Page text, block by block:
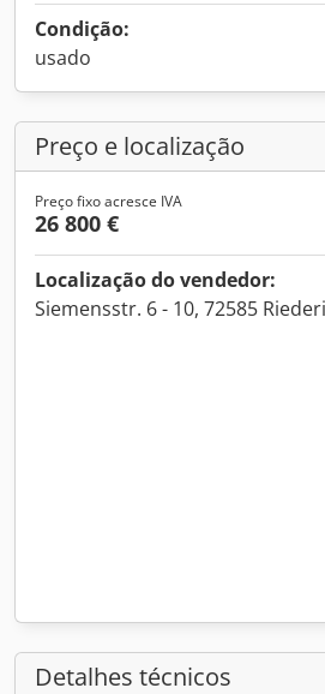
Condição:
usado
Preço e localização
Preço fixo acresce IVA
26 800 €
Localização do vendedor:
Siemensstr. 6 - 10, 72585
Detalhes técnicos